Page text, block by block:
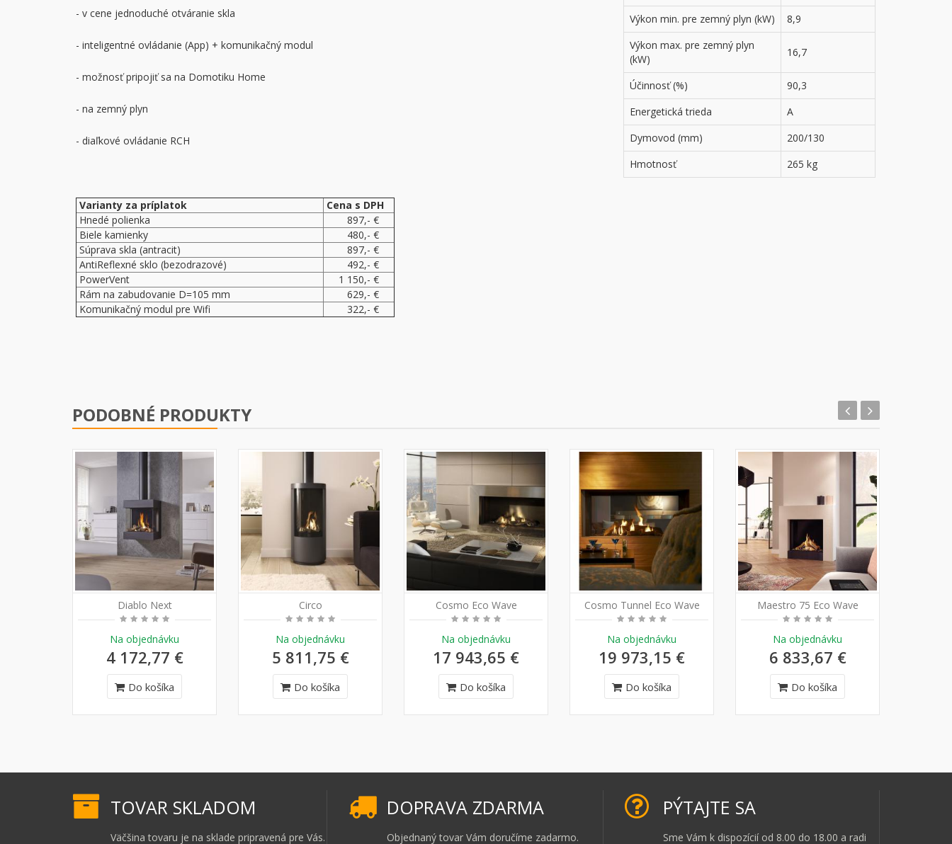
- v cene jednoduché otváranie skla
- inteligentné ovládanie (App) + komunikačný modul
- možnosť pripojiť sa na Domotiku Home
- na zemný plyn
- diaľkové ovládanie RCH
Varianty za príplatok
Cena s DPH
Hnedé polienka
897,- €
Biele kamienky
480,- €
Súprava skla (antracit)
897,- €
AntiReflexné sklo (bezodrazové)
492,- €
PowerVent
1 150,- €
Rám na zabudovanie D=105 mm
629,- €
Komunikačný modul pre Wifi
322,- €
Výkon min. pre zemný plyn (kW)
8,9
Výkon max. pre zemný plyn
(kW)
16,7
Účinnosť (%)
90,3
Energetická trieda
A
Dymovod (mm)
200/130
Hmotnosť
265 kg
PODOBNÉ PRODUKTY
Diablo Next
Na objednávku
4 172,77 €
Do košíka
Circo
Na objednávku
5 811,75 €
Do košíka
Cosmo Eco Wave
Na objednávku
17 943,65 €
Do košíka
Cosmo Tunnel Eco Wave
Na objednávku
19 973,15 €
Do košíka
Maestro 75 Eco Wave
Na objednávku
6 833,67 €
Do košíka
TOVAR SKLADOM
Väčšina tovaru je na sklade pripravená pre Vás.
DOPRAVA ZDARMA
Objednaný tovar Vám doručíme zadarmo.
PÝTAJTE SA
Sme Vám k dispozícií od 8.00 do 18.00 a radi